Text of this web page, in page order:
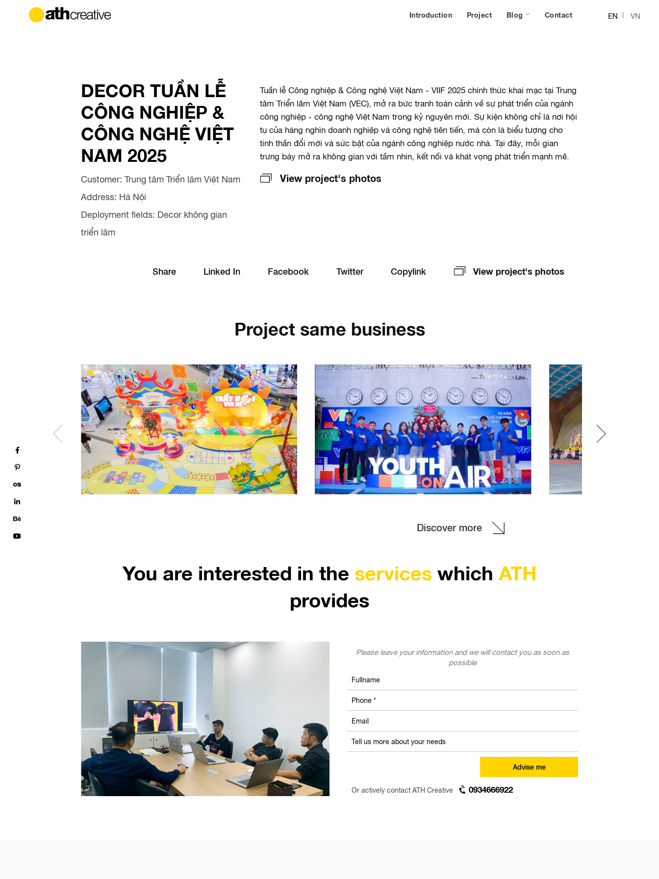
Introduction Project Blog Contact EN VN
DECOR TUẦN LỄ
CÔNG NGHIỆP &
CÔNG NGHỆ VIỆT
NAM 2025
Customer: Trung tâm Triển lãm Việt Nam
Address: Hà Nội
Deployment fields: Decor không gian
triển lãm
Tuần lễ Công nghiệp & Công nghệ Việt Nam - VIIF 2025 chính thức khai mạc tại Trung
tâm Triển lãm Việt Nam (VEC), mở ra bức tranh toàn cảnh về sự phát triển của ngành
công nghiệp - công nghệ Việt Nam trong kỷ nguyên mới.Sự kiện không chỉ là nơi hội
tụ của hàng nghìn doanh nghiệp và công nghệ tiên tiến, mà còn là biểu tượng cho
tinh thần đổi mới và sức bật của ngành công nghiệp nước nhà. Tại đây, mỗi gian
trưng bày mở ra không gian với tầm nhìn, kết nối và khát vọng phát triển mạnh mẽ.
View project's photos
Share Linked In Facebook Twitter Copylink View project's photos
Project same business
See more
DECOR BOOTH CHỤP HÌNH ĐOÀN THANH NIÊN
VTV
See more
DECOR HỘI CHỢ MÙA XUÂN 2026
See more
Discover more
You are interested in the serviceswhich ATH
provides
Please leave your information and we will contact you as soon as
possible
Advise me
Or actively contact ATH Creative 0934666922